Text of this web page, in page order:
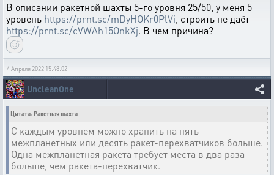
В описании ракетной шахты 5-го уровня 25/50, у меня 5
уровень https://prnt.sc/mDyHOKr0PlVi , строить не даёт
https://prnt.sc/cVWAh15OnkXj. В чем причина?
4 Апреля 2022 15:48:02
UncleanOne
Цитата: Ракетная шахта
С каждым уровнем можно хранить на пять
межпланетных или десять ракет-перехватчиков больше.
Одна межпланетная ракета требует места в два раза
больше, чем ракета-перехватчик.